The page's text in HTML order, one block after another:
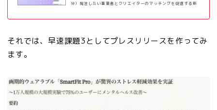
分）発注したい事業者とクリエイターのマッチングを促進する新
それでは、早速課題3としてプレスリリースを作ってみ
ます。